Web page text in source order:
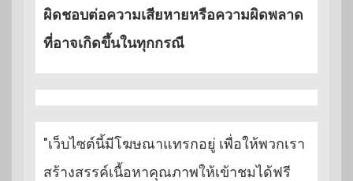
ผิดชอบต่อความเสียหายหรือความผิดพลาด
ที่อาจเกิดขึ้นในทุกกรณี
"เว็บไซต์นี้มีโฆษณาแทรกอยู่ เพื่อให้พวกเรา
สร้างสรรค์เนื้อหาคุณภาพให้เข้าชมได้ฟรี